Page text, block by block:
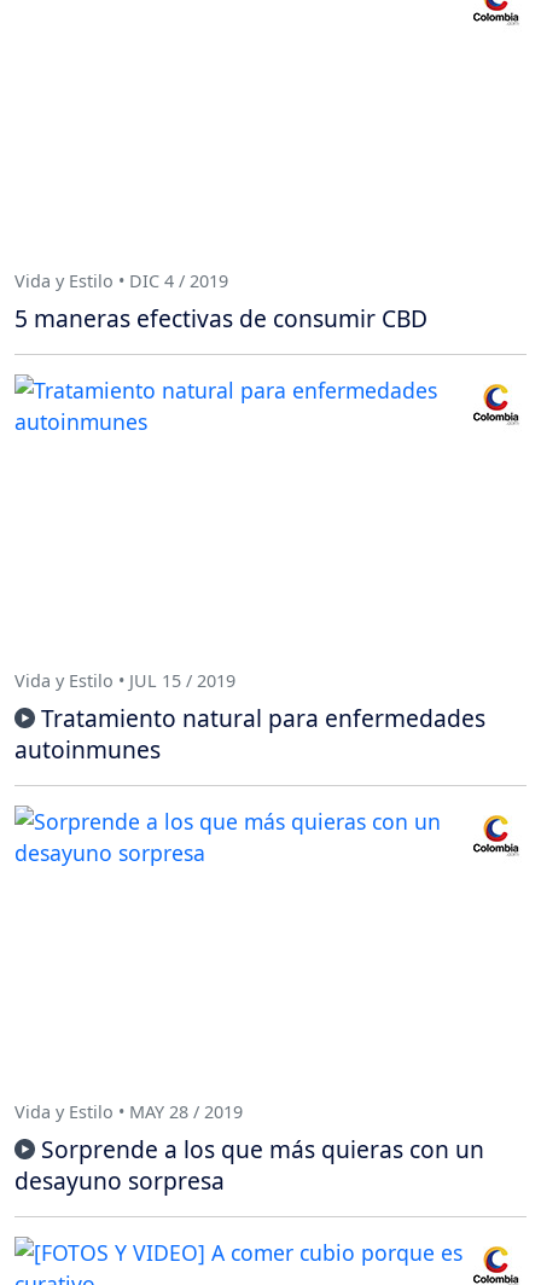
Vida y Estilo • DIC 4 / 2019
5 maneras efectivas de consumir CBD
Vida y Estilo • JUL 15 / 2019
Tratamiento natural para enfermedades
autoinmunes
Vida y Estilo • MAY 28 / 2019
Sorprende a los que más quieras con un
desayuno sorpresa